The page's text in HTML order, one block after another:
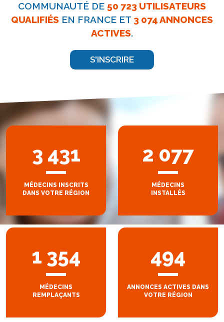
COMMUNAUTÉ DE 50 723 UTILISATEURS
QUALIFIÉS EN FRANCE ET 3 074 ANNONCES
ACTIVES.
S'INSCRIRE
3 431
MÉDECINS INSCRITS
DANS VOTRE RÉGION
2 077
MÉDECINS
INSTALLÉS
1 354
MÉDECINS
REMPLAÇANTS
494
ANNONCES ACTIVES DANS
VOTRE RÉGION